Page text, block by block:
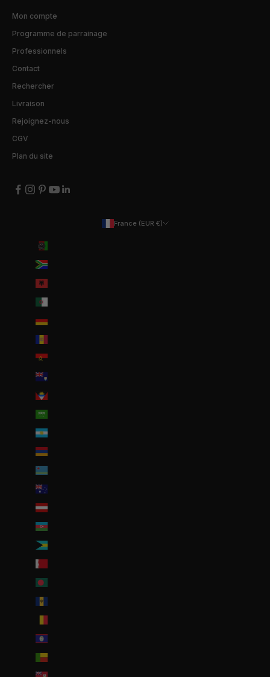
Mon compte
Programme de parrainage
Professionnels
Contact
Rechercher
Livraison
Rejoignez-nous
CGV
Plan du site
France (EUR €)